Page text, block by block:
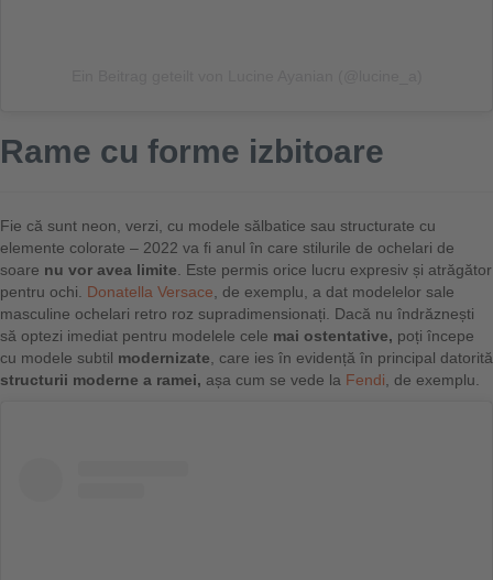
Rame cu forme izbitoare
Fie că sunt neon, verzi, cu modele sălbatice sau structurate cu
elemente colorate – 2022 va fi anul în care stilurile de ochelari de
soare nu vor avea limite . Este permis orice lucru expresiv și atrăgător
pentru ochi. Donatella Versace , de exemplu, a dat modelelor sale
masculine ochelari retro roz supradimensionați. Dacă nu îndrăznești
să optezi imediat pentru modelele cele mai ostentative, poți începe
cu modele subtil modernizate , care ies în evidență în principal datorită
structurii moderne a ramei, așa cum se vede la Fendi , de exemplu.